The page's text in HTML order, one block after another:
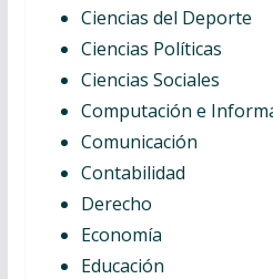
Ciencias del Deporte
Ciencias Políticas
Ciencias Sociales
Computación e
Comunicación
Contabilidad
Derecho
Economía
Educación